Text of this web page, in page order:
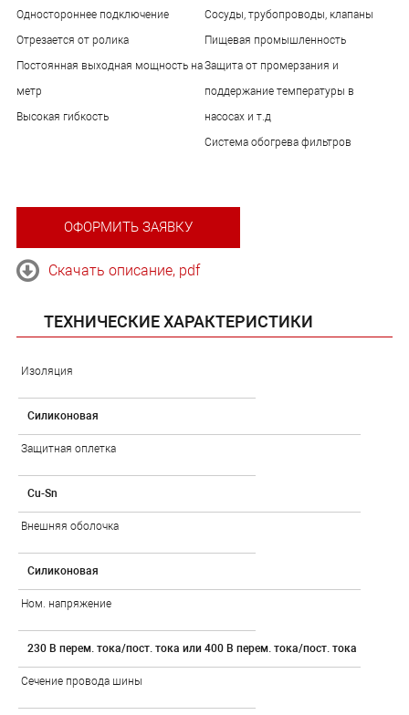
Одностороннее подключение
Отрезается от ролика
Постоянная выходная мощность на
метр
Высокая гибкость
Сосуды, трубопроводы, клапаны
Пищевая промышленность
Защита от промерзания и
поддержание температуры в
насосах и т.д
Система обогрева фильтров
ОФОРМИТЬ ЗАЯВКУ
Скачать описание, pdf
ТЕХНИЧЕСКИЕ ХАРАКТЕРИСТИКИ
Изоляция
Силиконовая
Защитная оплетка
Cu-Sn
Внешняя оболочка
Силиконовая
Ном. напряжение
230 В перем. тока/пост. тока или 400 В перем. тока/пост. тока
Сечение провода шины